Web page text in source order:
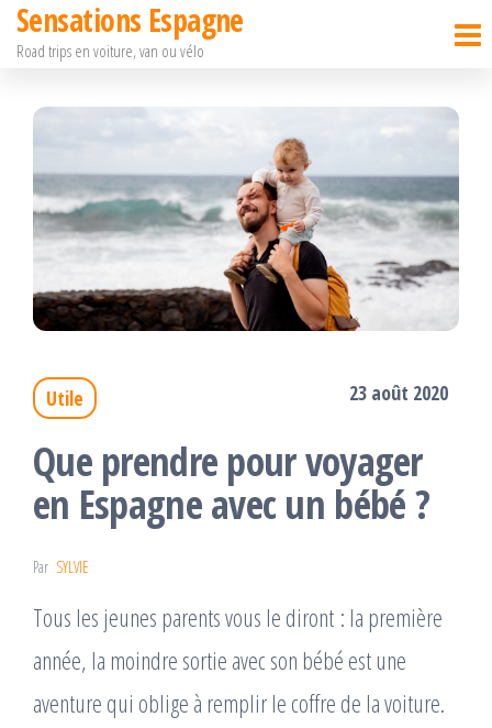
Passer
contenu
Sensations Espagne
Road trips en voiture, van ou vélo
Utile 23 août 2020
Que prendre pour voyager
en Espagne avec un bébé ?
Par SYLVIE
Tous les jeunes parents vous le diront : la première
année, la moindre sortie avec son bébé est une
aventure qui oblige à remplir le coffre de la voiture.